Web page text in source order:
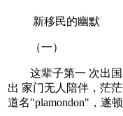
新移民的幽默
（一）
这辈子第一 次出国
出 家门无人陪伴，茫
道名"plamondon"，遂